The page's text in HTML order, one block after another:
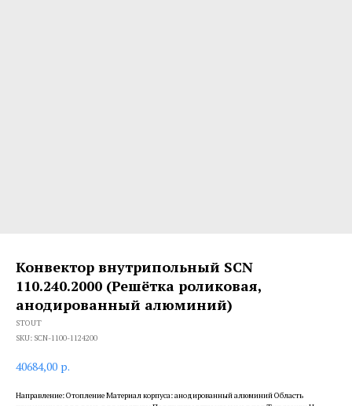
Конвектор внутрипольный SCN
110.240.2000 (Решётка роликовая,
анодированный алюминий)
STOUT
SKU: SCN-1100-1124200
40684,00 р.
Направление: Отопление Материал корпуса: анодированный алюминий Область